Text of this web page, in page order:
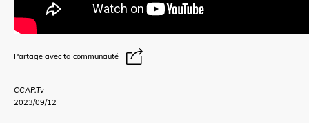
CCAP.Tv
2023/09/12
Partage avec ta communauté